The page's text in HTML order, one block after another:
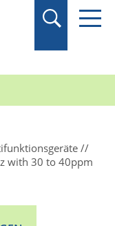
with 30 to 40ppm